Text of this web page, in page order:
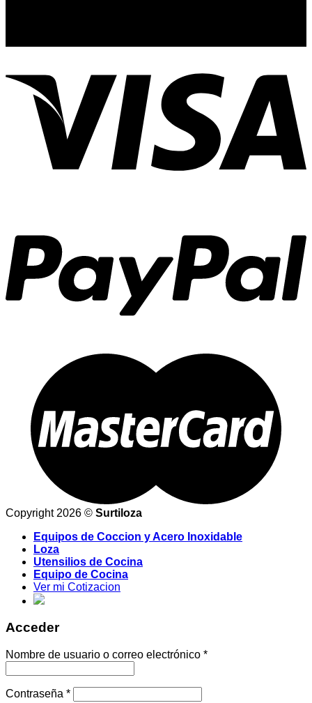
Copyright 2026 © Surtiloza
Equipos de Coccion y Acero Inoxidable
Loza
Utensilios de Cocina
Equipo de Cocina
Ver mi Cotizacion
Acceder
Nombre de usuario o correo electrónico *
Contraseña *